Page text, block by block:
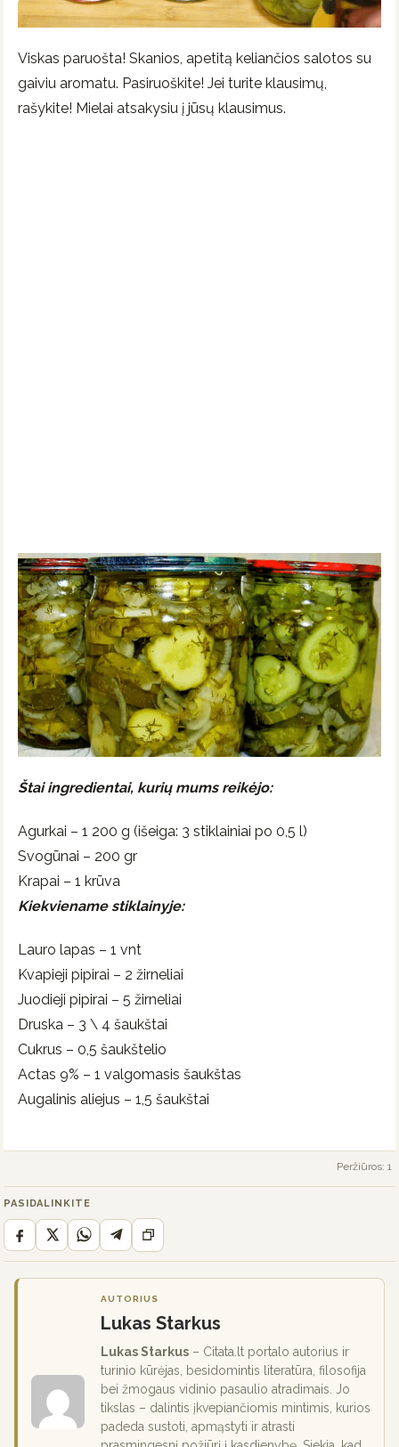
Viskas paruošta! Skanios, apetitą keliančios salotos su
gaiviu aromatu. Pasiruoškite! Jei turite klausimų,
rašykite! Mielai atsakysiu į jūsų klausimus.
Štai ingredientai, kurių mums reikėjo:
Agurkai – 1 200 g (išeiga: 3 stiklainiai po 0,5 l)
Svogūnai – 200 gr
Krapai – 1 krūva
Kiekviename stiklainyje:
Lauro lapas – 1 vnt
Kvapieji pipirai – 2 žirneliai
Juodieji pipirai – 5 žirneliai
Druska – 3 \ 4 šaukštai
Cukrus – 0,5 šaukštelio
Actas 9% – 1 valgomasis šaukštas
Augalinis aliejus – 1,5 šaukštai
Peržiūros: 1
PASIDALINKITE
AUTORIUS
Lukas Starkus
Lukas Starkus – Citata.lt portalo autorius ir
turinio kūrėjas, besidomintis literatūra, filosofija
bei žmogaus vidinio pasaulio atradimais. Jo
tikslas – dalintis įkvepiančiomis mintimis, kurios
padeda sustoti, apmąstyti ir atrasti